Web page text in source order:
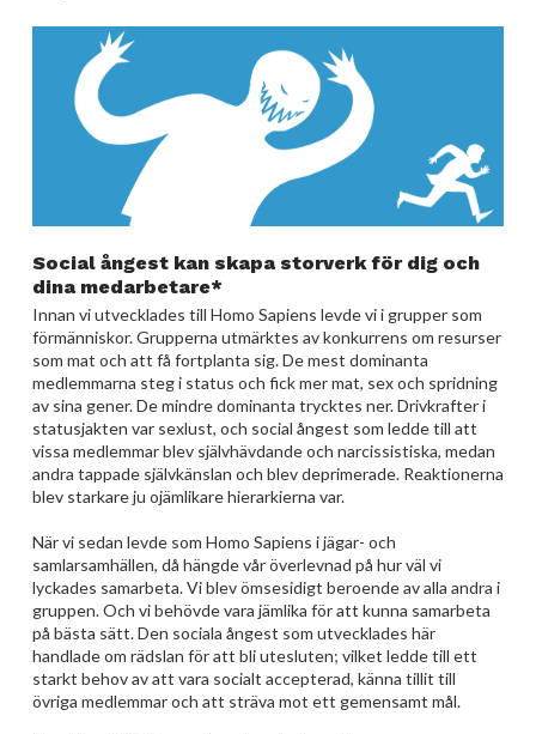
Social ångest kan skapa storverk för dig och
dina medarbetare*
Innan vi utvecklades till Homo Sapiens levde vi i grupper som
förmänniskor. Grupperna utmärktes av konkurrens om resurser
som mat och att få fortplanta sig. De mest dominanta
medlemmarna steg i status och fick mer mat, sex och spridning
av sina gener. De mindre dominanta trycktes ner. Drivkrafter i
statusjakten var sexlust, och social ångest som ledde till att
vissa medlemmar blev självhävdande och narcissistiska, medan
andra tappade självkänslan och blev deprimerade. Reaktionerna
blev starkare ju ojämlikare hierarkierna var.
När vi sedan levde som Homo Sapiens i jägar- och
samlarsamhällen, då hängde vår överlevnad på hur väl vi
lyckades samarbeta. Vi blev ömsesidigt beroende av alla andra i
gruppen. Och vi behövde vara jämlika för att kunna samarbeta
på bästa sätt. Den sociala ångest som utvecklades här
handlade om rädslan för att bli utesluten; vilket ledde till ett
starkt behov av att vara socialt accepterad, känna tillit till
övriga medlemmar och att sträva mot ett gemensamt mål.